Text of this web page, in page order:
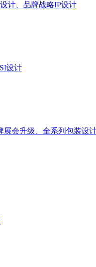
计、品牌战略IP设计
设计
会升级、全系列包装设